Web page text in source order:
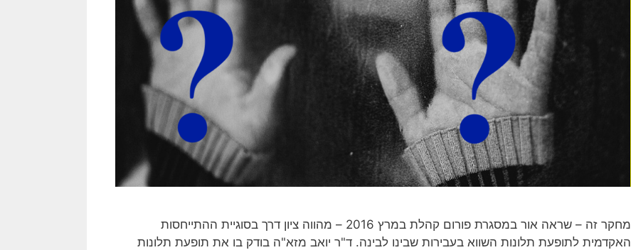
מחקר זה – שראה אור במסגרת פורום קהלת במרץ 2016 – מהווה ציון דרך בסוגיית ההתייחסות
האקדמית לתופעת תלונות השווא בעבירות שבינו לבינה. ד"ר יואב מזא"ה בודק בו את תופעת תלונות